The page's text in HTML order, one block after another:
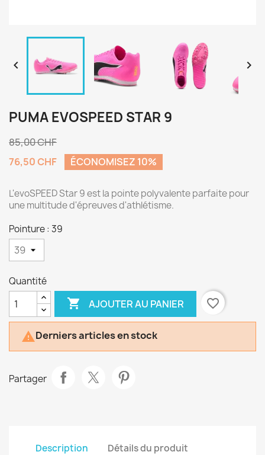
 
PUMA EVOSPEED STAR 9
85,00 CHF
76,50 CHF
ÉCONOMISEZ 10%
L'evoSPEED Star 9 est la pointe polyvalente parfaite pour
une multitude d'épreuves d'athlétisme.
Pointure : 39
Quantité
 AJOUTER AU PANIER favorite_border
Derniers articles en stock
Partager
Description Détails du produit